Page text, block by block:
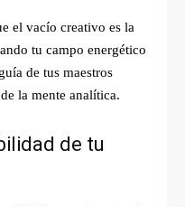
el vacío creativo es la
tu campo energético
de tus maestros
la mente analítica.
de tu